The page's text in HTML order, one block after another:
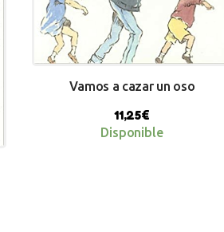
Vamos a cazar un oso
11,25€
Disponible